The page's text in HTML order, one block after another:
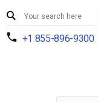
+1 855-896-9300